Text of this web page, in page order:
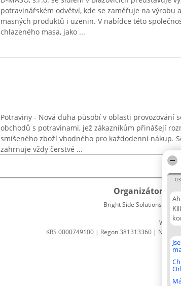
potravinářském odvětví, kde se zaměřuje na výrobu
masných produktů i uzenin. V nabídce této
chlazeného masa, jako ...
Potraviny - Nová duha působí v oblasti provozování
obchodů s potravinami, jež zákazníkům přinášejí
smíšeného zboží vhodného pro každodenní nákup.
zahrnuje vždy čerstvé ...
Organizátor
Bright Side Solutions sp. z o.
ul.
KRS 0000749100 | Regon 381313360 | NIP